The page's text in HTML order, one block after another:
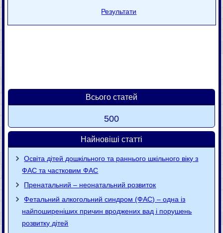
Результати
Всього статей
500
Найновіші статті
Освіта дітей дошкільного та раннього шкільного віку з
ФАС та частковим ФАС
Пренатальний – неонатальний розвиток
Фетальний алкогольний синдром (ФАС) – одна із
найпоширеніших причин вроджених вад і порушень
розвитку дітей